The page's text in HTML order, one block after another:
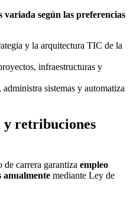
variada según las preferencias
y la arquitectura TIC de la
infraestructuras y
sistemas y automatiza
retribuciones
carrera garantiza empleo
anualmente mediante Ley de